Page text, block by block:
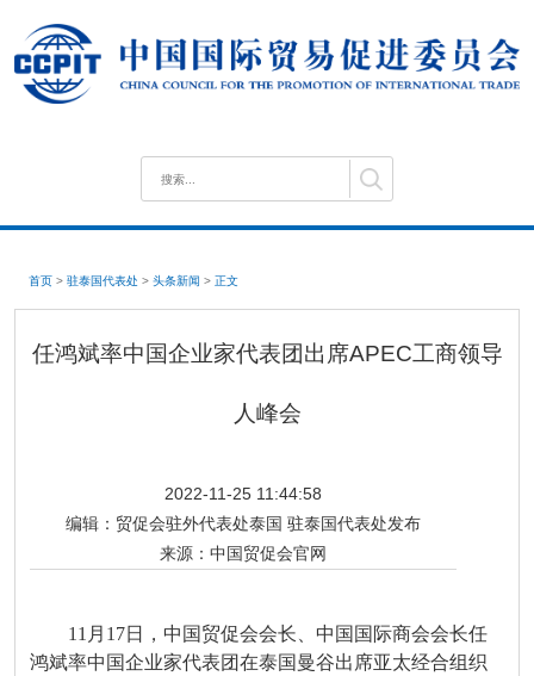
首页 > 驻泰国代表处 > 头条新闻 > 正文
任鸿斌率中国企业家代表团出席APEC工商领导
人峰会
2022-11-25 11:44:58
编辑： 贸促会驻外代表处泰国 驻泰国代表处发布
来源： 中国贸促会官网
11月17日，中国贸促会会长、中国国际商会会长任
鸿斌率中国企业家代表团在泰国曼谷出席亚太经合组织